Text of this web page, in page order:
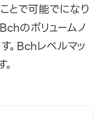
とで可能でになり
のボリュームノ
。Bchレベルマッ